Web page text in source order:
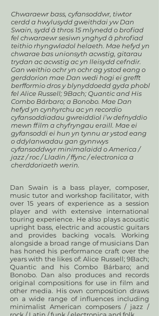
Chwaraewr bass, cyfansoddwr, tiwtor
cerdd a hwylusydd gweithdai yw Dan
Swain, sydd â thros 15 mlynedd o brofiad
fel chwaraewr sesiwn ynghyd â phrofiad
teithio rhyngwladol helaeth. Mae hefyd yn
chwarae bas unionsyth acwstig, gitarau
trydan ac acwstig ac yn lleisydd cefndir.
Gan weithio ochr yn ochr ag ystod eang o
gerddorion mae Dan wedi hogi ei grefft
berfformio dros y blynyddoedd gyda phobl
fel Alice Russell; 9Bach; Quantic and His
Combo Bárbaro; a Bonobo. Mae Dan
hefyd yn cynhyrchu ac yn recordio
cyfansoddiadau gwreiddiol i’w defnyddio
mewn ffilm a chyfryngau eraill. Mae ei
gyfansoddi ei hun yn tynnu ar ystod eang
o ddylanwadau gan gynnwys
cyfansoddwyr minimalaidd o America /
jazz / roc / Lladin / ffync / electronica a
cherddoriaeth werin.
Dan Swain is a bass player, composer,
music tutor and workshop facilitator, with
over 15 years of experience as a session
player and with extensive international
touring experience. He also plays acoustic
upright bass, electric and acoustic guitars
and provides backing vocals. Working
alongside a broad range of musicians Dan
has honed his performance craft over the
years with the likes of: Alice Russell; 9Bach;
Quantic and his Combo Bárbaro; and
Bonobo. Dan also produces and records
original compositions for use in film and
other media. His own composition draws
on a wide range of influences including
minimalist American composers / jazz /